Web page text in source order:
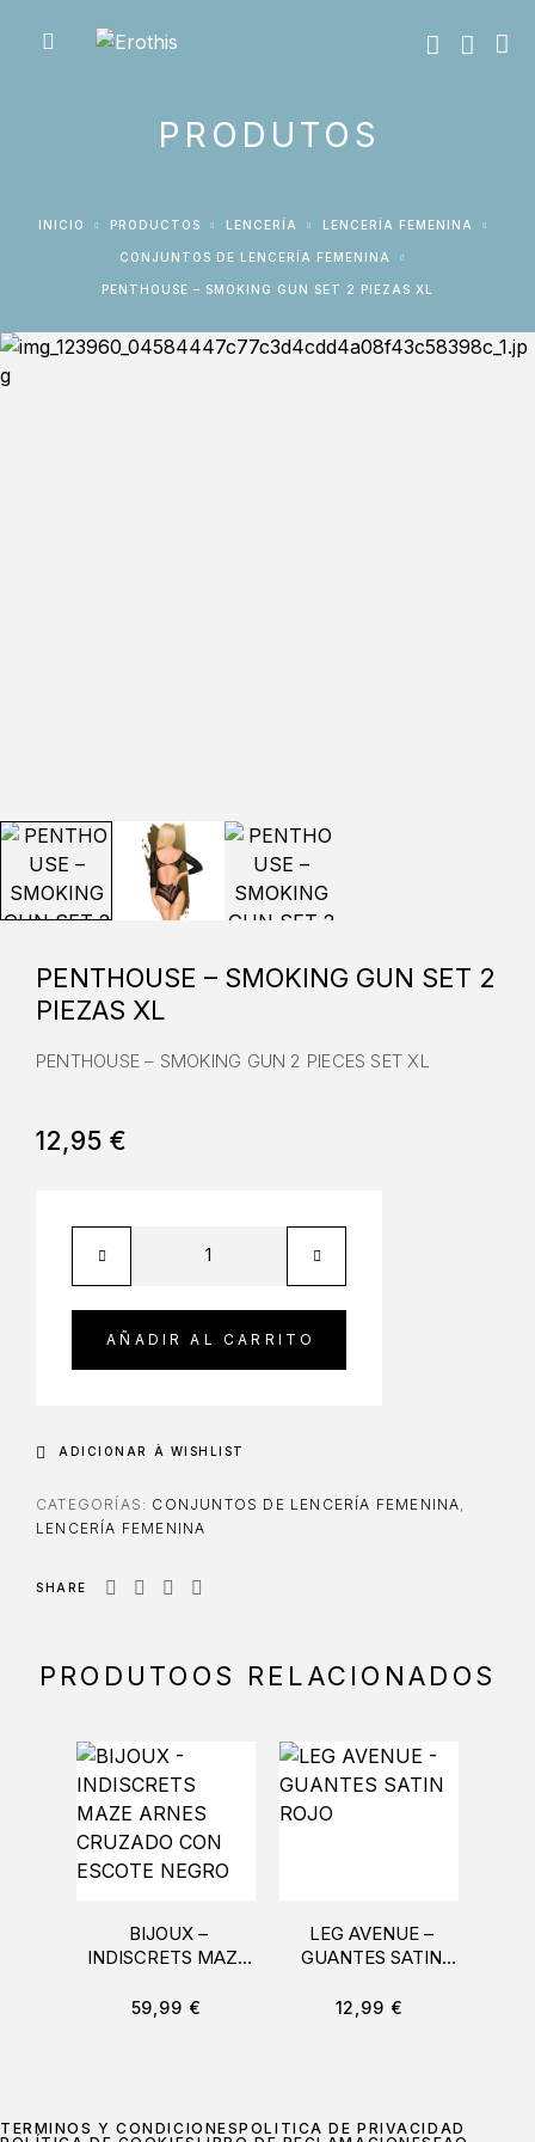
PRODUTOS
INICIO PRODUCTOS LENCERÍA LENCERÍA FEMENINA
CONJUNTOS DE LENCERÍA FEMENINA
PENTHOUSE – SMOKING GUN SET 2 PIEZAS XL
PENTHOUSE – SMOKING GUN SET 2
PIEZAS XL
PENTHOUSE – SMOKING GUN 2 PIECES SET XL
12,95 €
AÑADIR AL CARRITO
ADICIONAR À WISHLIST
CATEGORÍAS: CONJUNTOS DE LENCERÍA FEMENINA
LENCERÍA FEMENINA
SHARE
PRODUTOOS RELACIONADOS
BIJOUX –
INDISCRETS MAZE
CON ESCOTE
59,99 €
LEG AVENUE –
GUANTES SATIN
12,99 €
TÉRMINOS Y CONDICIONESPOLÍTICA DE PRIVACIDAD